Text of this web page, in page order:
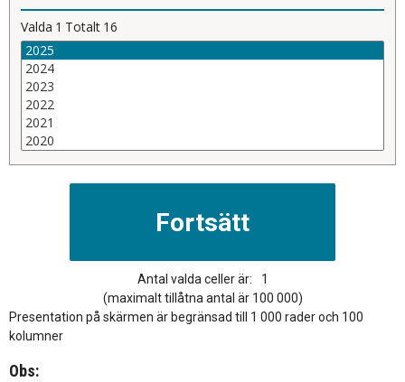
Valda 1 Totalt 16
Antal valda celler är:
1
(maximalt tillåtna antal är 100 000)
Presentation på skärmen är begränsad till 1 000 rader och 100
kolumner
Obs: